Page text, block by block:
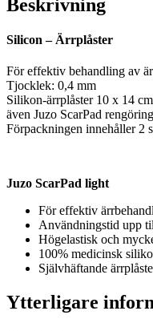
Beskrivning
Silicon – Ärrplåster
För effektiv behandling av
Tjocklek: 0,4 mm
Silikon-ärrplåster 10 x 14
även Juzo ScarPad
Förpackningen innehåller 2
Juzo ScarPad light
För effektiv
Användningstid upp
Högelastisk och
100% medicinsk
Självhäftande
Ytterligare